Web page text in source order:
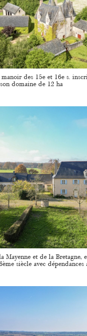
manoir des 15e et 16e s.
domaine de 12 ha
Mayenne et de la Bretagne,
siècle avec dépendances